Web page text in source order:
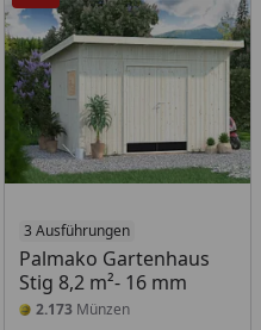
3 Ausführungen
Palmako Gartenhaus
Stig 8,2 m²- 16 mm
2.173Münzen